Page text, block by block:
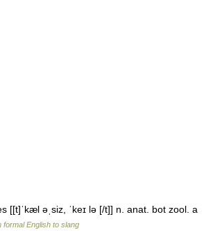
[[t]ˈkæl əˌsiz, ˈkeɪ lə [/t]] n. anat. bot zool. a
formal English to slang